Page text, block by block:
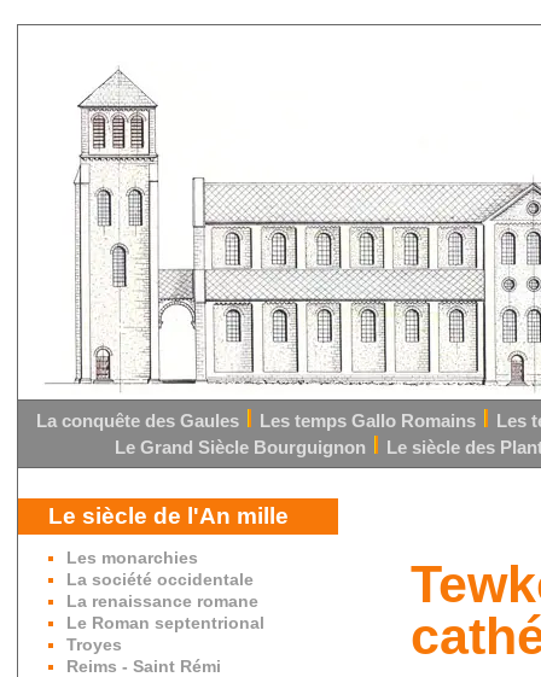
La conquête des Gaules Les temps Gallo Romains
Les
Le Grand Siècle Bourguignon
Le siècle des
Le siècle de l'An mille
Les monarchies
La société occidentale
La renaissance romane
Le Roman septentrional
Troyes
Reims - Saint Rémi